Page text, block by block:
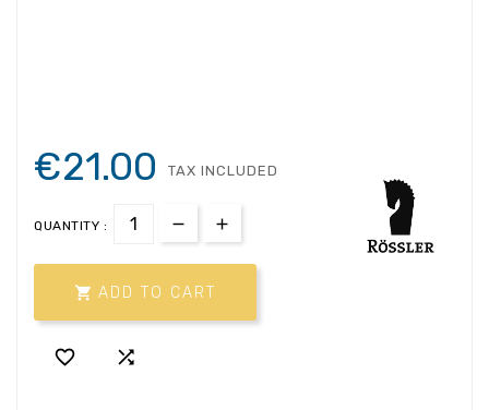
€21.00 TAX INCLUDED
QUANTITY :
 ADD TO CART
 